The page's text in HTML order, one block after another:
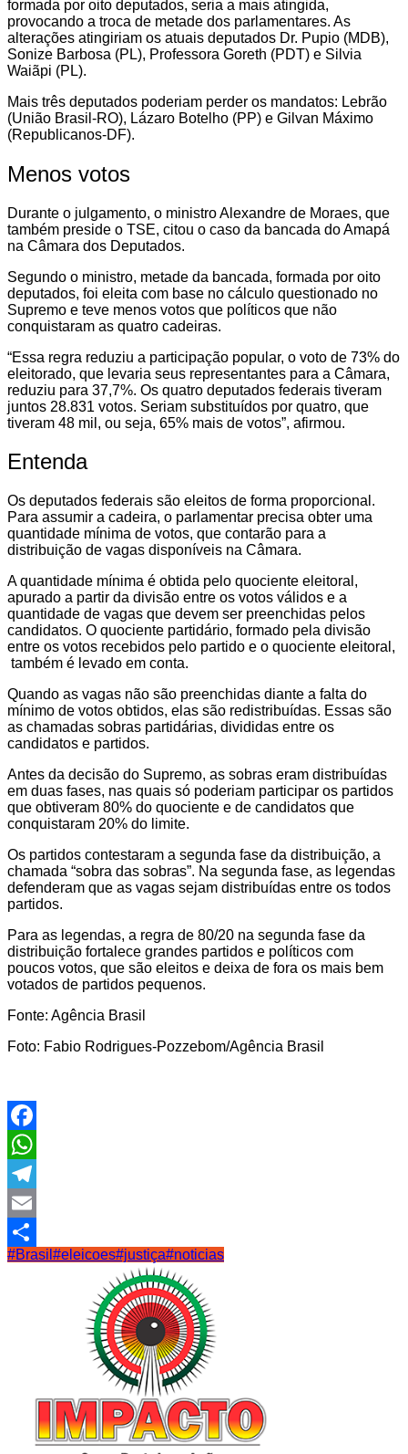
formada por oito deputados, seria a mais atingida,
provocando a troca de metade dos parlamentares. As
alterações atingiriam os atuais deputados Dr. Pupio (MDB),
Sonize Barbosa (PL), Professora Goreth (PDT) e Silvia
Waiãpi (PL).
Mais três deputados poderiam perder os mandatos: Lebrão
(União Brasil-RO), Lázaro Botelho (PP) e Gilvan Máximo
(Republicanos-DF).
Menos votos
Durante o julgamento, o ministro Alexandre de Moraes, que
também preside o TSE, citou o caso da bancada do Amapá
na Câmara dos Deputados.
Segundo o ministro, metade da bancada, formada por oito
deputados, foi eleita com base no cálculo questionado no
Supremo e teve menos votos que políticos que não
conquistaram as quatro cadeiras.
“Essa regra reduziu a participação popular, o voto de 73% do
eleitorado, que levaria seus representantes para a Câmara,
reduziu para 37,7%. Os quatro deputados federais tiveram
juntos 28.831 votos. Seriam substituídos por quatro, que
tiveram 48 mil, ou seja, 65% mais de votos”, afirmou.
Entenda
Os deputados federais são eleitos de forma proporcional.
Para assumir a cadeira, o parlamentar precisa obter uma
quantidade mínima de votos, que contarão para a
distribuição de vagas disponíveis na Câmara.
A quantidade mínima é obtida pelo quociente eleitoral,
apurado a partir da divisão entre os votos válidos e a
quantidade de vagas que devem ser preenchidas pelos
candidatos. O quociente partidário, formado pela divisão
entre os votos recebidos pelo partido e o quociente eleitoral,
também é levado em conta.
Quando as vagas não são preenchidas diante a falta do
mínimo de votos obtidos, elas são redistribuídas. Essas são
as chamadas sobras partidárias, divididas entre os
candidatos e partidos.
Antes da decisão do Supremo, as sobras eram distribuídas
em duas fases, nas quais só poderiam participar os partidos
que obtiveram 80% do quociente e de candidatos que
conquistaram 20% do limite.
Os partidos contestaram a segunda fase da distribuição, a
chamada “sobra das sobras”. Na segunda fase, as legendas
defenderam que as vagas sejam distribuídas entre os todos
partidos.
Para as legendas, a regra de 80/20 na segunda fase da
distribuição fortalece grandes partidos e políticos com
poucos votos, que são eleitos e deixa de fora os mais bem
votados de partidos pequenos.
Fonte: Agência Brasil
Foto: Fabio Rodrigues-Pozzebom/Agência Brasil
Facebook
WhatsApp
Telegram
Email
Share
#Brasil #eleicoes#justiça#noticias